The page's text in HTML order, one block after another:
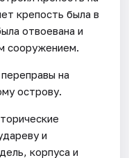
крепость была в
отвоевана и
сооружением.
на
острову.
и
корпуса и